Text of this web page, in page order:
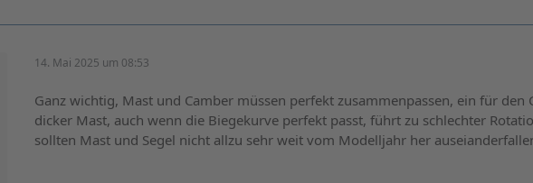
14. Mai 2025 um 08:53
Ganz wichtig, Mast und Camber müssen perfekt zusammenpassen, ein für den
dicker Mast, auch wenn die Biegekurve perfekt passt, führt zu schlechter
sollten Mast und Segel nicht allzu sehr weit vom Modelljahr her